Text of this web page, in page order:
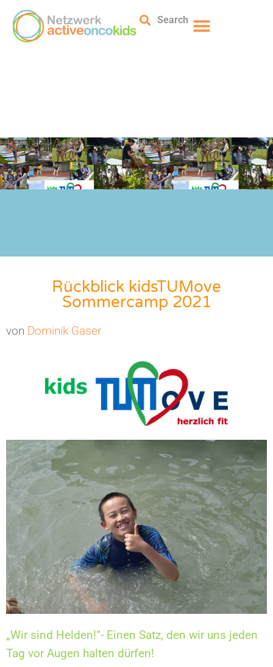
Search
Rückblick kidsTUMove
Sommercamp 2021
von Dominik Gaser
„Wir sind Helden!“- Einen Satz, den wir uns jeden
Tag vor Augen halten dürfen!